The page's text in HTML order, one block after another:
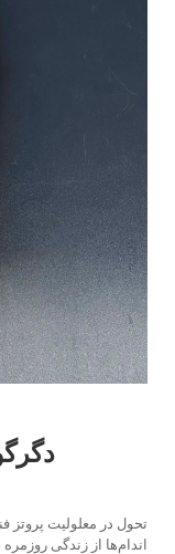
تحول در معلولیت پروتز
اندام‌ها از زندگی